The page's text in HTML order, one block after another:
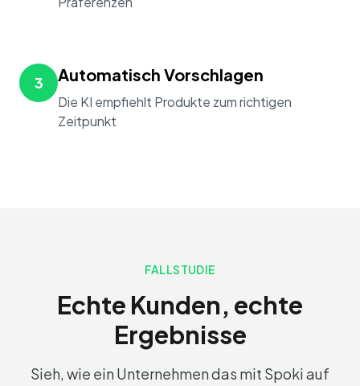
3 Automatisch Vorschlagen
Die KI empfiehlt Produkte zum richtigen
Zeitpunkt
FALLSTUDIE
Echte Kunden, echte
Ergebnisse
Sieh, wie ein Unternehmen das mit Spoki auf